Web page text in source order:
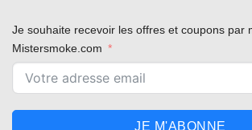
Je souhaite recevoir les offres et coupons par
Mistersmoke.com
JE M'ABONNE